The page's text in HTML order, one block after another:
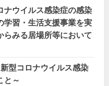
ナウイルス感染症の感染
習・生活支援事業を実
みる居場所等において
型コロナウイルス感染
と～